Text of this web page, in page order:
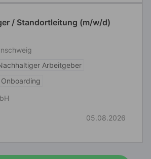
/ Standortleitung (m/w/d)
Arbeitgeber
Onboarding
05.08.2026